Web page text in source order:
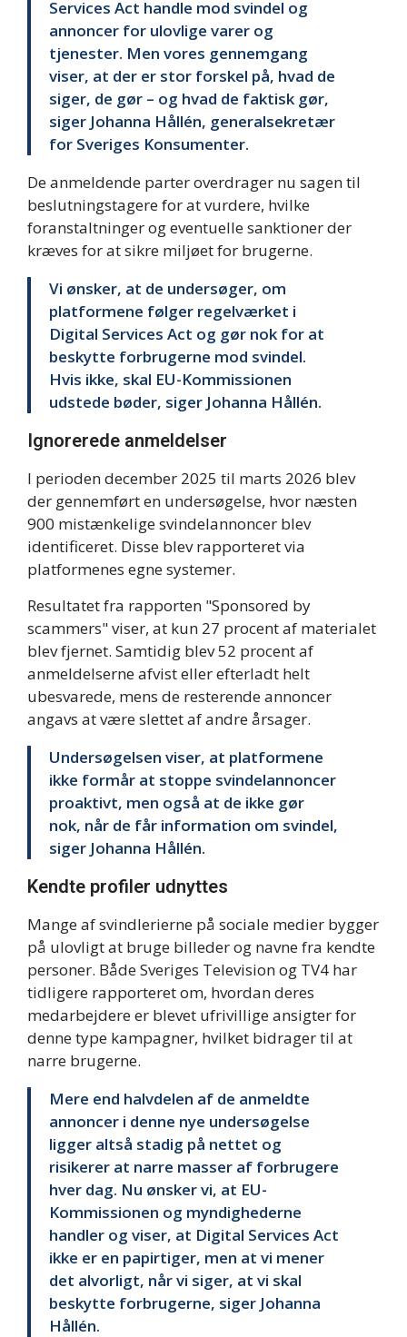
Services Act handle mod svindel og
annoncer for ulovlige varer og
tjenester. Men vores gennemgang
viser, at der er stor forskel på, hvad de
siger, de gør – og hvad de faktisk gør,
siger Johanna Hållén, generalsekretær
for Sveriges Konsumenter.
De anmeldende parter overdrager nu sagen til
beslutningstagere for at vurdere, hvilke
foranstaltninger og eventuelle sanktioner der
kræves for at sikre miljøet for brugerne.
Vi ønsker, at de undersøger, om
platformene følger regelværket i
Digital Services Act og gør nok for at
beskytte forbrugerne mod svindel.
Hvis ikke, skal EU-Kommissionen
udstede bøder, siger Johanna Hållén.
Ignorerede anmeldelser
I perioden december 2025 til marts 2026 blev
der gennemført en undersøgelse, hvor næsten
900 mistænkelige svindelannoncer blev
identificeret. Disse blev rapporteret via
platformenes egne systemer.
Resultatet fra rapporten "Sponsored by
scammers" viser, at kun 27 procent af materialet
blev fjernet. Samtidig blev 52 procent af
anmeldelserne afvist eller efterladt helt
ubesvarede, mens de resterende annoncer
angavs at være slettet af andre årsager.
Undersøgelsen viser, at platformene
ikke formår at stoppe svindelannoncer
proaktivt, men også at de ikke gør
nok, når de får information om svindel,
siger Johanna Hållén.
Kendte profiler udnyttes
Mange af svindlerierne på sociale medier bygger
på ulovligt at bruge billeder og navne fra kendte
personer. Både Sveriges Television og TV4 har
tidligere rapporteret om, hvordan deres
medarbejdere er blevet ufrivillige ansigter for
denne type kampagner, hvilket bidrager til at
narre brugerne.
Mere end halvdelen af de anmeldte
annoncer i denne nye undersøgelse
ligger altså stadig på nettet og
risikerer at narre masser af forbrugere
hver dag. Nu ønsker vi, at EU-
Kommissionen og myndighederne
handler og viser, at Digital Services Act
ikke er en papirtiger, men at vi mener
det alvorligt, når vi siger, at vi skal
beskytte forbrugerne, siger Johanna
Hållén.